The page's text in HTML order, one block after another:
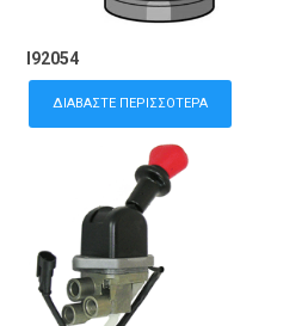
I92054
ΔΙΑΒΆΣΤΕ ΠΕΡΙΣΣΌΤΕΡΑ